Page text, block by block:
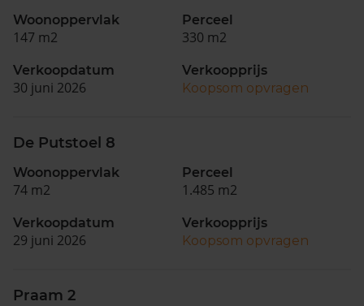
Woonoppervlak
147 m2
Perceel
330 m2
Verkoopdatum
30 juni 2026
Verkoopprijs
Koopsom opvragen
De Putstoel 8
Woonoppervlak
74 m2
Perceel
1.485 m2
Verkoopdatum
29 juni 2026
Verkoopprijs
Koopsom opvragen
Praam 2